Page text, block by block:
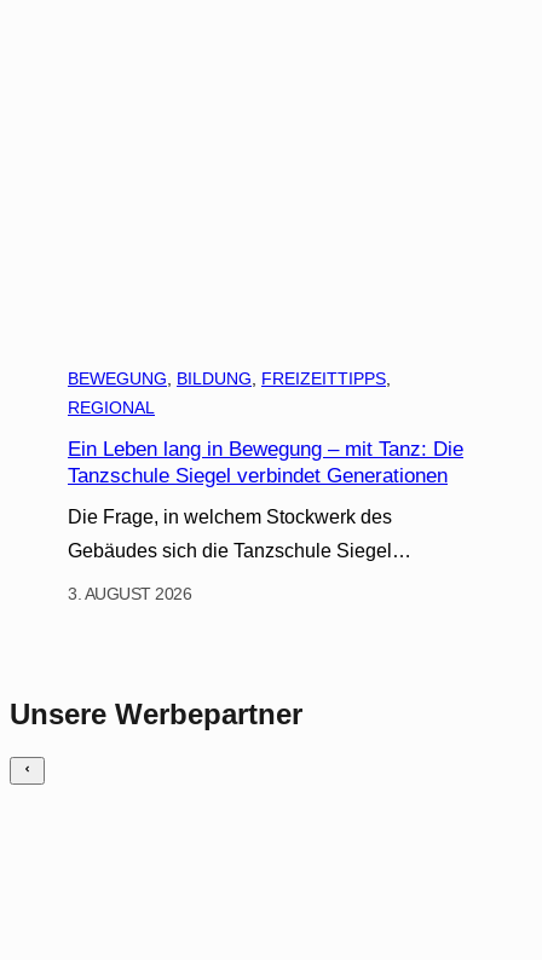
BEWEGUNG BILDUNG FREIZEITTIPPS
REGIONAL
Ein Leben lang in Bewegung – mit Tanz: Die
Tanzschule Siegel verbindet Generationen
Die Frage, in welchem Stockwerk des
Gebäudes sich die Tanzschule Siegel…
3. AUGUST 2026
Unsere Werbepartner